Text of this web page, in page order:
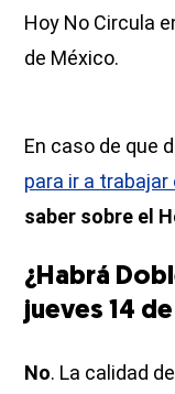
Hoy No Circula
de México.
En caso de que
para ir a
saber sobre el
¿Habrá
jueves 14
No. La calidad